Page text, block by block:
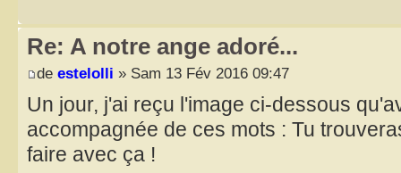
Re: A notre ange adoré...
de estelolli » Sam 13 Fév 2016 09:47
Un jour, j'ai reçu l'image ci-dessous
accompagnée de ces mots : Tu
faire avec ça !